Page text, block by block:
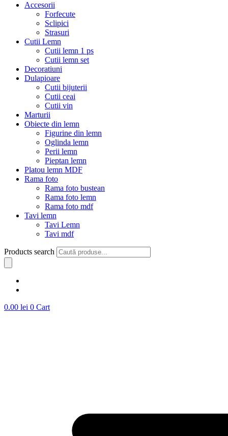
Accesorii
Forfecute
Sclipici
Strasuri
Cutii Lemn
Cutii lemn 1 ps
Cutii lemn set
Decoratiuni
Dulapioare
Cutii bijuterii
Cutii ceai
Cutii vin
Marturii
Obiecte din lemn
Figurine din lemn
Oglinda lemn
Perii lemn
Pieptan lemn
Platou lemn MDF
Rama foto
Rama foto bustean
Rama foto lemn
Rama foto mdf
Tavi lemn
Tavi Lemn
Tavi mdf
Products search
0.00 lei 0 Cart